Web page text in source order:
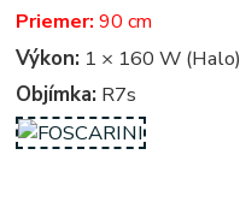
Priemer: 90 cm
Výkon: 1 × 160 W (Halo)
Objímka: R7s